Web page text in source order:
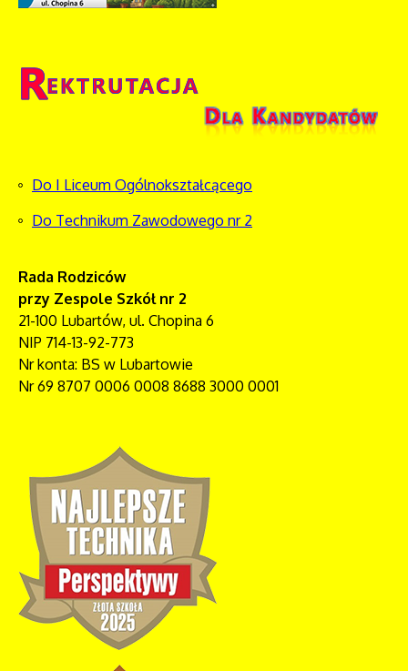
Do I Liceum Ogólnokształcącego
Do Technikum Zawodowego nr 2
Rada Rodziców
przy Zespole Szkół nr 2
21-100 Lubartów, ul. Chopina 6
NIP 714-13-92-773
Nr konta: BS w Lubartowie
Nr 69 8707 0006 0008 8688 3000 0001